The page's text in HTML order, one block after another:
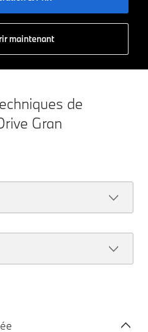
maintenant
de
Gran